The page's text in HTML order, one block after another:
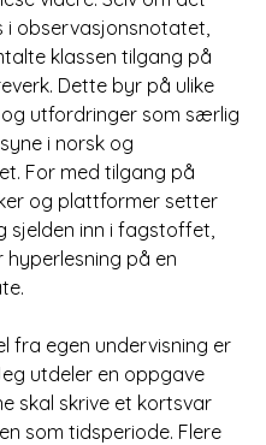
i observasjonsnotatet,
klassen tilgang på
Dette byr på ulike
utfordringer som særlig
i norsk og
For med tilgang på
og plattformer setter
sjelden inn i fagstoffet,
hyperlesning på en
fra egen undervisning er
utdeler en oppgave
skal skrive et kortsvar
som tidsperiode. Flere